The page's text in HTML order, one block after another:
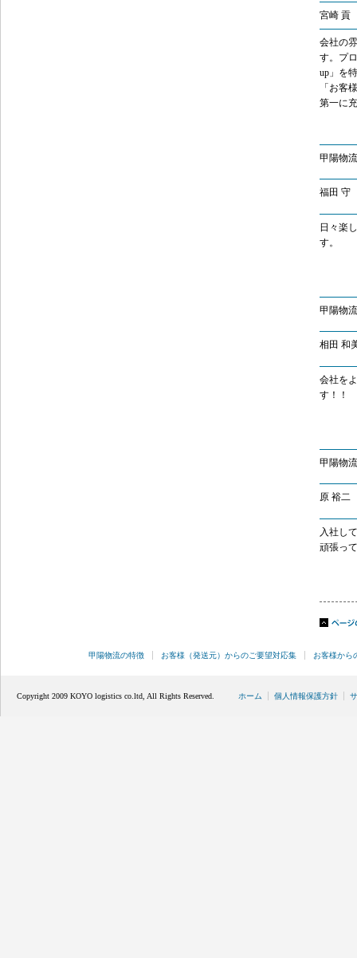
宮崎 貢
会社の
す。プ
up」を
「お客
第一に
甲陽物
福田 守
日々楽
甲陽物
相田 和
会社を
甲陽物
原 裕二
入社し
頑張っ
甲陽物流の特徴 お客様（発送元）からのご要望対応集 お客様から
Copyright 2009 KOYO logistics co.ltd, All Rights Reserved. ホーム 個人情報保護方針